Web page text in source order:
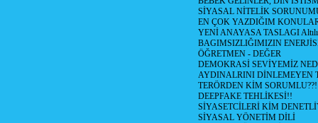
SİYASAL NİTELİK
EN ÇOK YAZDIĞIM
YENİ ANAYASA TASLAGI Altılı
BAGIMSIZLIĞIMIZIN
ÖĞRETMEN - DEĞER
DEMOKRASİ SEVİYEMİZ
AYDINALRINI DİNLEMEYEN
TERÖRDEN KİM
DEEPFAKE TEHLİKESİ!!
SİYASETCİLERİ KİM
SİYASAL YÖNETİM DİLİ